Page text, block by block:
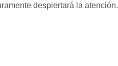
despiertará la atención.